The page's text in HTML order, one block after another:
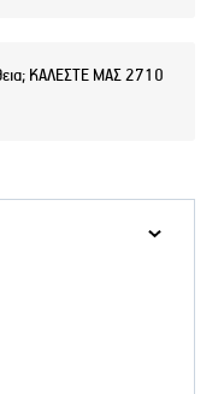
ΚΑΛΕΣΤΕ ΜΑΣ 2710